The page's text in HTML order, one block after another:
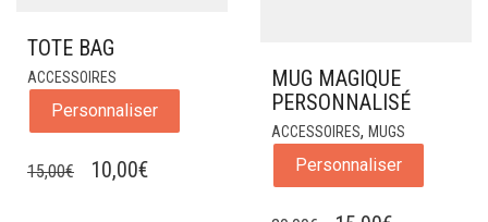
TOTE BAG
ACCESSOIRES
Personnaliser
15,00€
LE
10,00€LE
MUG MAGIQUE
PERSONNALISÉ
ACCESSOIRES, MUGS
Personnaliser